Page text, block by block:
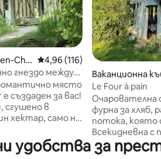
Che Средна оценка: 4,96 от 5,
4,96 (116)
гнездо между
място
създаден за вас!
сгушено в
хектар, само на
Домът ни
от които
Ваканционна
Wandrille-Rançon
Le Four à pain
Очарователна
фурна за хляб,
потока, която
Всекидневна с
- На горния етаж: - Душ
тоалетна,
удобства за